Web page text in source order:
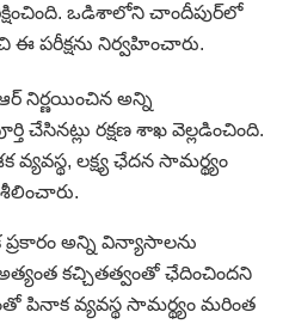
ఒడిశాలోని చాందీపుర్‌లో
ఈ పరీక్షను నిర్వహించారు.
నిర్ణయించిన అన్ని
రక్షణ శాఖ వెల్లడించింది.
లక్ష్య ఛేదన సామర్థ్యం
అన్ని విన్యాసాలను
అత్యంత కచ్చితత్వంతో ఛేదించిందని
పినాక వ్యవస్థ సామర్థ్యం మరింత